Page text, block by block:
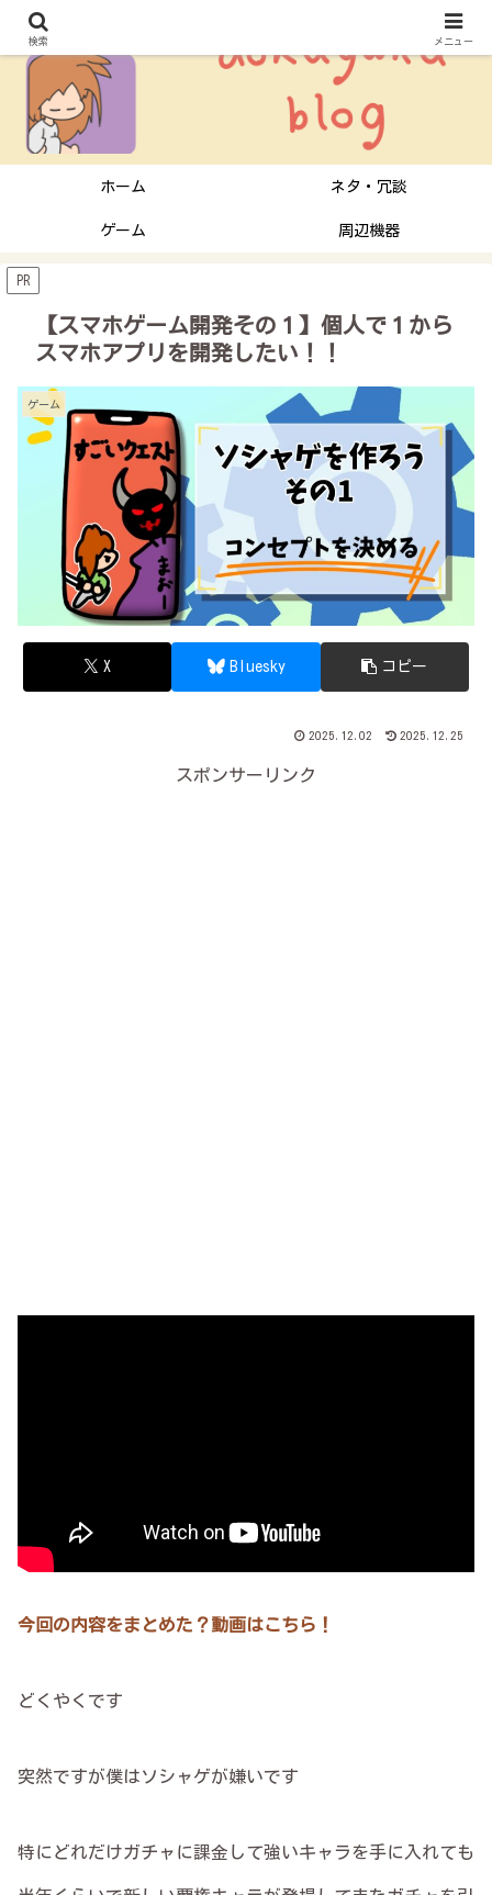
ホーム ネタ・冗談
ゲーム 周辺機器
PR
【スマホゲーム開発その１】個人で１から
スマホアプリを開発したい！！
ゲーム
X Bluesky コピー
2025.12.02 2025.12.25
スポンサーリンク
今回の内容をまとめた？動画はこちら！
どくやくです
突然ですが僕はソシャゲが嫌いです
特にどれだけガチャに課金して強いキャラを手に入れても
検索 メニュー